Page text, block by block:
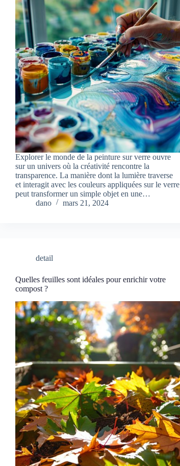
Explorer le monde de la peinture sur verre ouvre
sur un univers où la créativité rencontre la
transparence. La manière dont la lumière traverse
et interagit avec les couleurs appliquées sur le verre
peut transformer un simple objet en une…
dano
mars 21, 2024
detail
Quelles feuilles sont idéales pour enrichir votre
compost ?